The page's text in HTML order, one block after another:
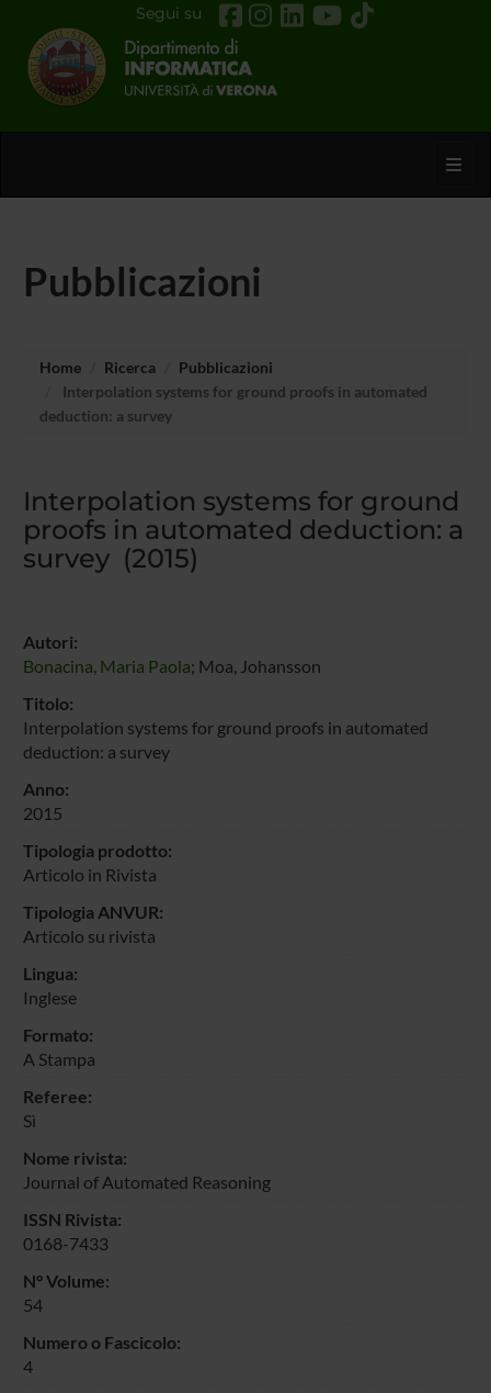
Segui su
Pubblicazioni
Home Ricerca
Pubblicazioni
Interpolation systems for ground proofs in automated
deduction: a survey
Interpolation systems for ground
proofs in automated deduction: a
survey (2015)
Autori:
Bonacina, Maria Paola; Moa, Johansson
Titolo:
Interpolation systems for ground proofs in automated
deduction: a survey
Anno:
2015
Tipologia prodotto:
Articolo in Rivista
Tipologia ANVUR:
Articolo su rivista
Lingua:
Inglese
Formato:
A Stampa
Referee:
Sì
Nome rivista:
Journal of Automated Reasoning
ISSN Rivista:
0168-7433
N° Volume:
54
Numero o Fascicolo:
4